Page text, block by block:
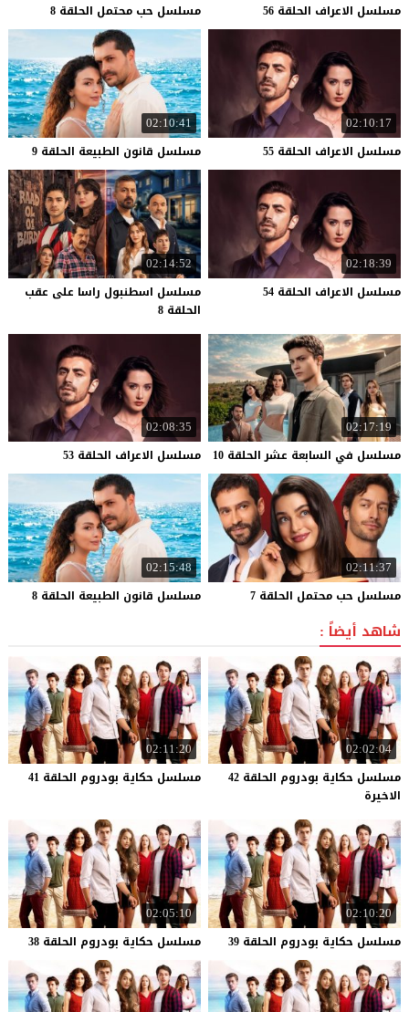
مسلسل الاعراف الحلقة 56 مسلسل حب محتمل الحلقة 8
02:10:17
مسلسل الاعراف الحلقة 55
02:10:41
مسلسل قانون الطبيعة الحلقة 9
02:18:39
مسلسل الاعراف الحلقة 54
02:14:52
مسلسل اسطنبول راسا على عقب
الحلقة 8
02:17:19
مسلسل في السابعة عشر الحلقة 10
02:08:35
مسلسل الاعراف الحلقة 53
02:11:37
مسلسل حب محتمل الحلقة 7
02:15:48
مسلسل قانون الطبيعة الحلقة 8
شاهد أيضاً :
02:02:04
مسلسل حكاية بودروم الحلقة 42
الاخيرة
02:11:20
مسلسل حكاية بودروم الحلقة 41
02:10:20
مسلسل حكاية بودروم الحلقة 39
02:05:10
مسلسل حكاية بودروم الحلقة 38